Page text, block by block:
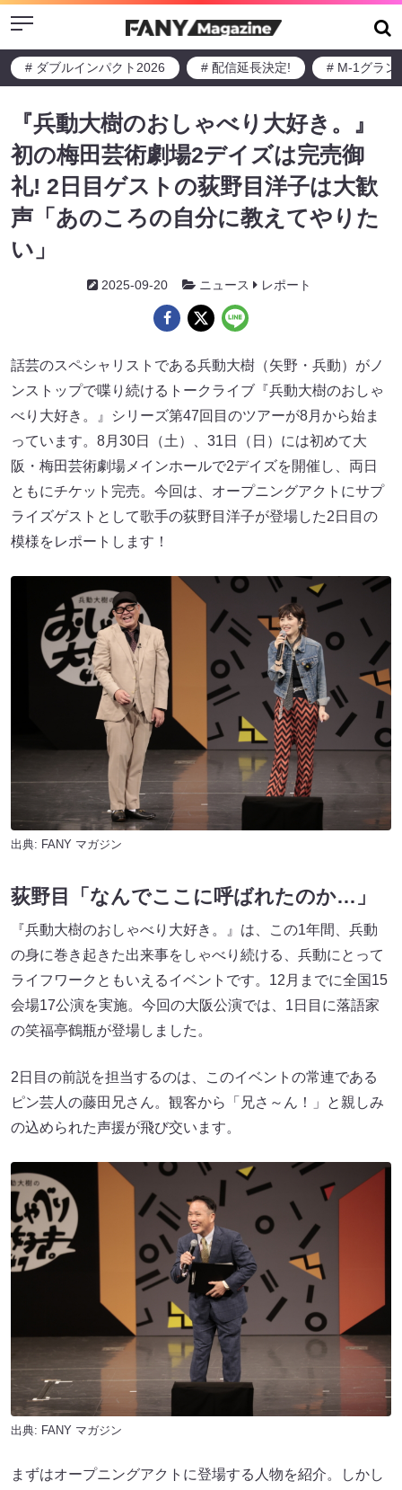
Menu
# ダブルインパクト2026 # 配信延長決定! # M-1グラン
『兵動大樹のおしゃべり大好き。』
初の梅田芸術劇場2デイズは完売御
礼! 2日目ゲストの荻野目洋子は大歓
声「あのころの自分に教えてやりた
い」
2025-09-20 ニュース レポート
話芸のスペシャリストである兵動大樹（矢野・兵動）がノ
ンストップで喋り続けるトークライブ『兵動大樹のおしゃ
べり大好き。』シリーズ第47回目のツアーが8月から始ま
っています。8月30日（土）、31日（日）には初めて大
阪・梅田芸術劇場メインホールで2デイズを開催し、両日
ともにチケット完売。今回は、オープニングアクトにサプ
ライズゲストとして歌手の荻野目洋子が登場した2日目の
模様をレポートします！
出典: FANY マガジン
荻野目「なんでここに呼ばれたのか…」
『兵動大樹のおしゃべり大好き。』は、この1年間、兵動
の身に巻き起きた出来事をしゃべり続ける、兵動にとって
ライフワークともいえるイベントです。12月までに全国15
会場17公演を実施。今回の大阪公演では、1日目に落語家
の笑福亭鶴瓶が登場しました。
2日目の前説を担当するのは、このイベントの常連である
ピン芸人の藤田兄さん。観客から「兄さ～ん！」と親しみ
の込められた声援が飛び交います。
出典: FANY マガジン
まずはオープニングアクトに登場する人物を紹介。しかし